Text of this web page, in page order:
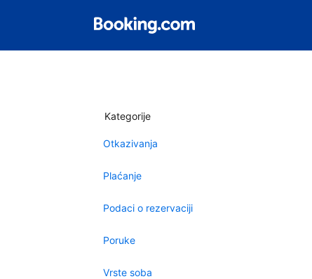
Kategorije
Otkazivanja
Plaćanje
Podaci o rezervaciji
Poruke
Vrste soba